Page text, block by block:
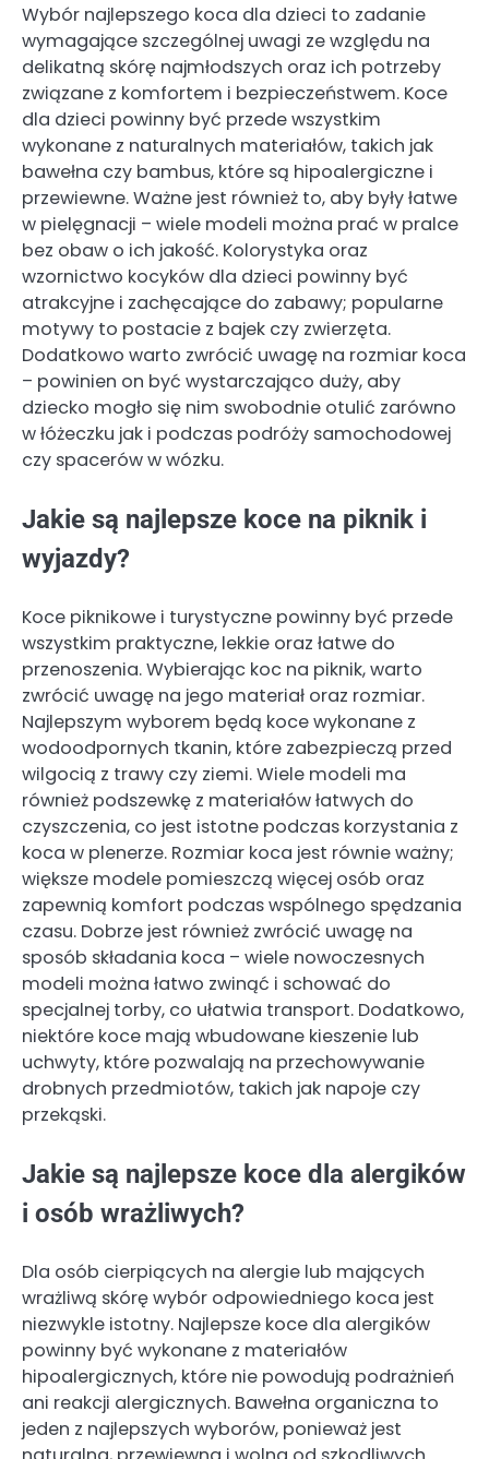
Wybór najlepszego koca dla dzieci to zadanie
wymagające szczególnej uwagi ze względu na
delikatną skórę najmłodszych oraz ich potrzeby
związane z komfortem i bezpieczeństwem. Koce
dla dzieci powinny być przede wszystkim
wykonane z naturalnych materiałów, takich jak
bawełna czy bambus, które są hipoalergiczne i
przewiewne. Ważne jest również to, aby były łatwe
w pielęgnacji – wiele modeli można prać w pralce
bez obaw o ich jakość. Kolorystyka oraz
wzornictwo kocyków dla dzieci powinny być
atrakcyjne i zachęcające do zabawy; popularne
motywy to postacie z bajek czy zwierzęta.
Dodatkowo warto zwrócić uwagę na rozmiar koca
– powinien on być wystarczająco duży, aby
dziecko mogło się nim swobodnie otulić zarówno
w łóżeczku jak i podczas podróży samochodowej
czy spacerów w wózku.
Jakie są najlepsze koce na piknik i
wyjazdy?
Koce piknikowe i turystyczne powinny być przede
wszystkim praktyczne, lekkie oraz łatwe do
przenoszenia. Wybierając koc na piknik, warto
zwrócić uwagę na jego materiał oraz rozmiar.
Najlepszym wyborem będą koce wykonane z
wodoodpornych tkanin, które zabezpieczą przed
wilgocią z trawy czy ziemi. Wiele modeli ma
również podszewkę z materiałów łatwych do
czyszczenia, co jest istotne podczas korzystania z
koca w plenerze. Rozmiar koca jest równie ważny;
większe modele pomieszczą więcej osób oraz
zapewnią komfort podczas wspólnego spędzania
czasu. Dobrze jest również zwrócić uwagę na
sposób składania koca – wiele nowoczesnych
modeli można łatwo zwinąć i schować do
specjalnej torby, co ułatwia transport. Dodatkowo,
niektóre koce mają wbudowane kieszenie lub
uchwyty, które pozwalają na przechowywanie
drobnych przedmiotów, takich jak napoje czy
przekąski.
Jakie są najlepsze koce dla alergików
i osób wrażliwych?
Dla osób cierpiących na alergie lub mających
wrażliwą skórę wybór odpowiedniego koca jest
niezwykle istotny. Najlepsze koce dla alergików
powinny być wykonane z materiałów
hipoalergicznych, które nie powodują podrażnień
ani reakcji alergicznych. Bawełna organiczna to
jeden z najlepszych wyborów, ponieważ jest